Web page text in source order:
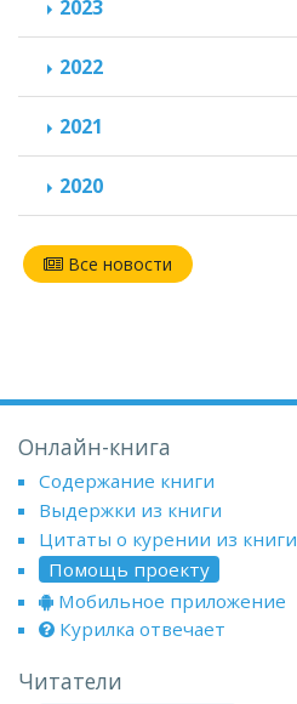
2023
2022
2021
2020
Все новости
Онлайн-книга
Содержание книги
Выдержки из книги
Цитаты о курении из книги
Помощь проекту
Мобильное приложение
Курилка отвечает
Читатели